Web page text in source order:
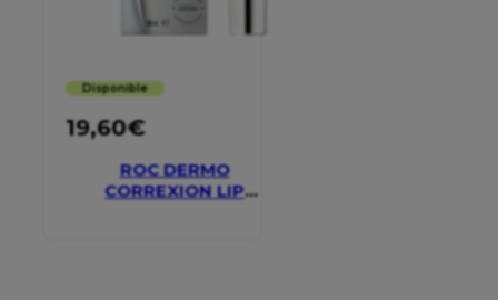
Disponible
19,60€
ROC DERMO
CORREXION LIP